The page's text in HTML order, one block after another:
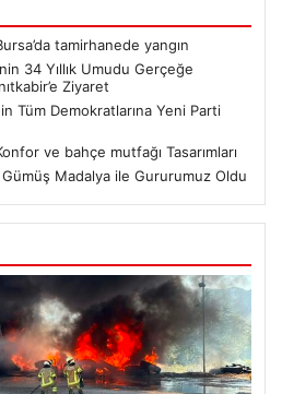
tamirhanede yangın
34 Yıllık Umudu Gerçeğe
Ziyaret
Tüm Demokratlarına Yeni Parti
ve bahçe mutfağı Tasarımları
Gümüş Madalya ile Gururumuz Oldu